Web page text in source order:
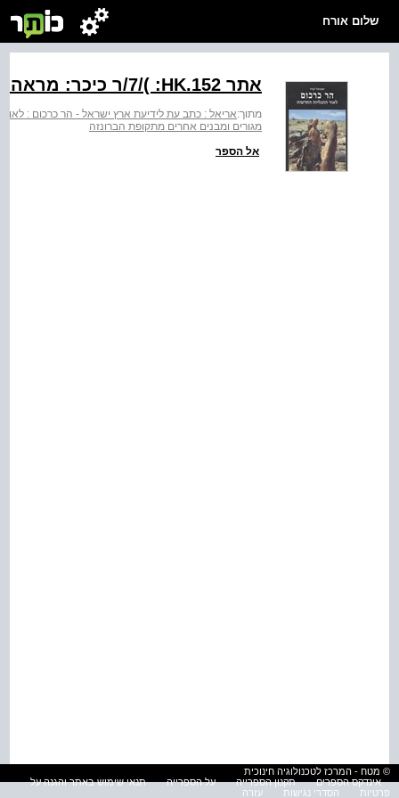
שלום אורח
אתר ‭/7/( :HK.152‬ר כיכר: מראה מהאוויר
מתוך:אריאל : כתב עת לידיעת ארץ ישראל - הר כרכום :
מגורים ומבנים אחרים מתקופת הברונזה
אל הספר
© מטח - המרכז לטכנולוגיה חינוכית
אינדקס הספרים
תקנון הספרייה על הספרייה
תנאי שימוש באתר והגנה על
פרטיות
הסדרי נגישות עזרה